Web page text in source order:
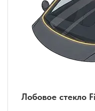
Лобовое стекло